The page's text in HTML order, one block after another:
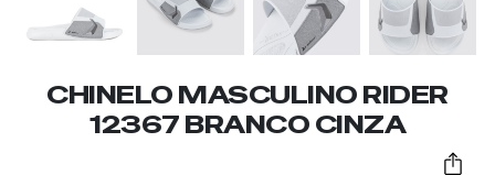
CHINELO MASCULINO RIDER
12367 BRANCO CINZA